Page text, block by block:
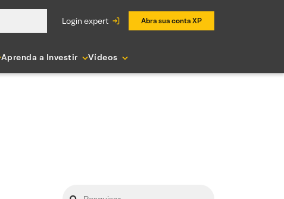
login expert Abra sua conta XP
Aprenda a Investir Vídeos